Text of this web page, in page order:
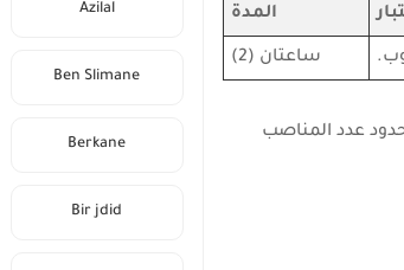
المدة
ساعتان (2)
حسب الاستحقاق، من بين المترشحين الحاصلين على معدل لا يقل عن 10/20، وفي حدود عدد المناصب
Azilal
Ben Slimane
Berkane
Bir jdid